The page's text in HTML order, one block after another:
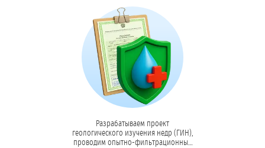
Разрабатываем проект
геологического изучения недр (ГИН),
проводим опытно-фильтрационные